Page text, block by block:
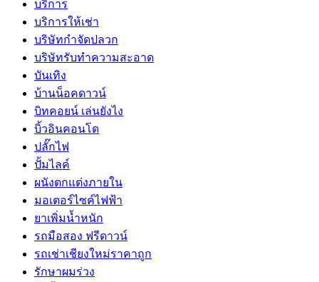
บริการ
บริการให้เช่า
บริษัทกำจัดปลวก
บริษัทรับทำความสะอาด
บันเทิง
บ้านน็อคดาวน์
บิทคอยน์ เล่นยังไง
บิ้วอินคอนโด
ปลั๊กไฟ
ปั้มไลค์
ผนังตกแต่งภายใน
มอเตอร์ไซค์ไฟฟ้า
ยาเพิ่มน้ำหนัก
รถมือสอง ฟรีดาวน์
รถเช่าเชียงใหม่ราคาถูก
รักษาผมร่วง